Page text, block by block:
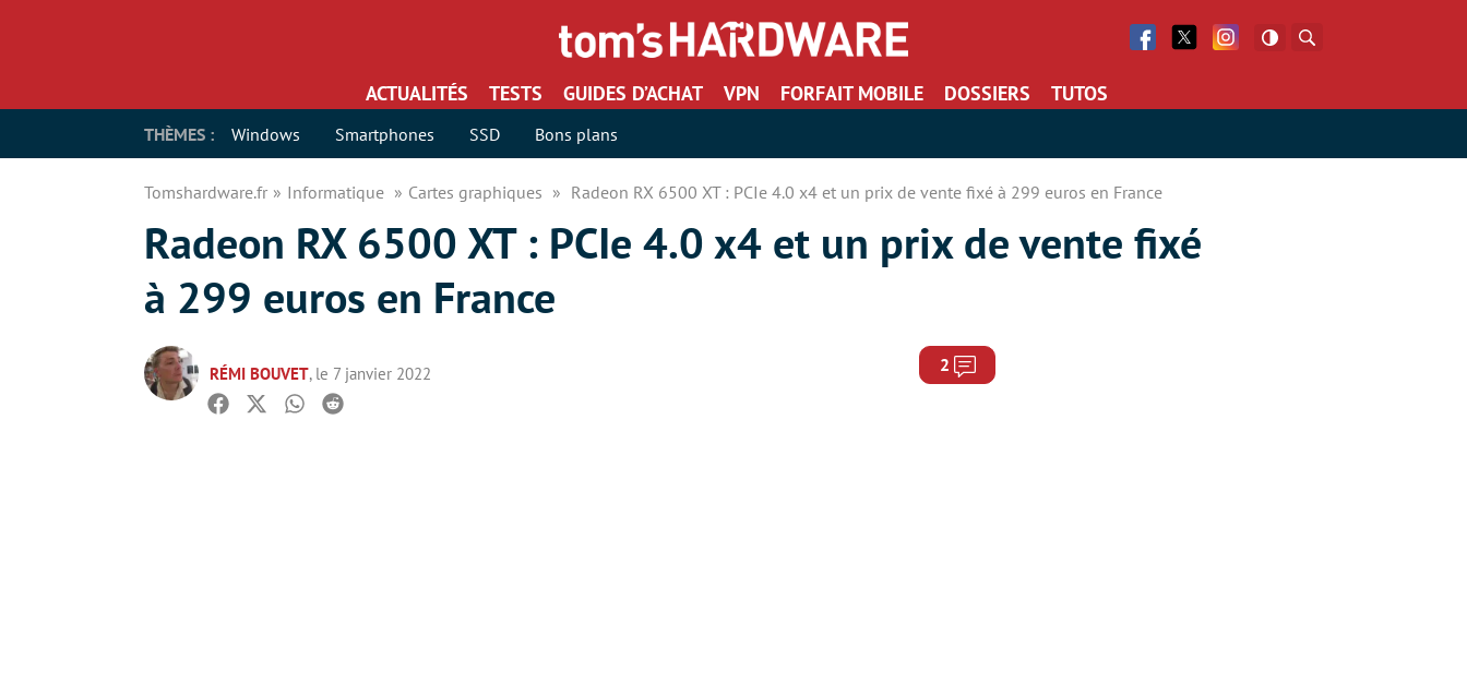
Facebook
Twitter Facebook
ACTUALITÉS TESTS GUIDES D’ACHAT VPN FORFAIT MOBILE DOSSIERS TUTOS
THÈMES : Windows Smartphones SSD Bons plans
Tomshardware.fr Informatique Cartes graphiques Radeon RX 6500 XT : PCIe 4.0 x4 et un prix de vente fixé à 299 euros en France
Radeon RX 6500 XT : PCIe 4.0 x4 et un prix de vente fixé
à 299 euros en France
RÉMI BOUVET, le 7 janvier 2022 2 Commentaires
Facebook
TwitterWhatsapp
Reddit